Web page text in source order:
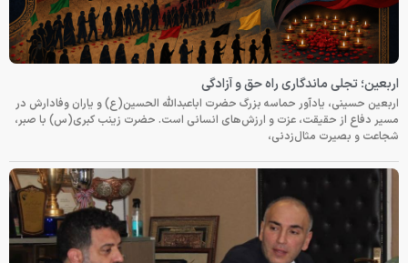
اربعین؛ تجلی ماندگاری راه حق و آزادگی
اربعین حسینی، یادآور حماسه بزرگ حضرت اباعبدالله الحسین(ع) و یاران وفادارش در
مسیر دفاع از حقیقت، عزت و ارزش‌های انسانی است. حضرت زینب کبری(س) با صبر،
شجاعت و بصیرت مثال‌زدنی،